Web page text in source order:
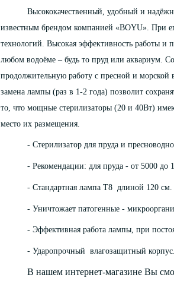
Высококачественный, удобный и
известным брендом компанией «BOYU». При
технологий. Высокая эффективность работы и
любом водоёме – будь то пруд или аквариум.
продолжительную работу с пресной и морской
замена лампы (раз в 1-2 года) позволит
то, что мощные стерилизаторы (20 и 40Вт)
место их размещения.
- Стерилизатор для пруда и
- Рекомендации: для пруда - от 5000 до
- Стандартная лампа Т8 длиной 120 см.
- Уничтожает патогенные -
- Эффективная работа лампы, при
- Ударопрочный влагозащитный корпус.
В нашем интернет-магазине Вы